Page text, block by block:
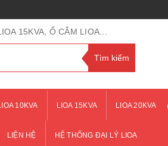
15KVA, Ổ CẮM LIOA...
10KVA LIOA 15KVA LIOA 20KVA
LIỆN HỆ HỆ THỐNG ĐẠI LÝ LIOA